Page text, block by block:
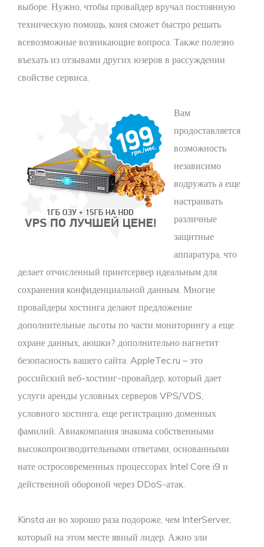
выборе. Нужно, чтобы провайдер вручал постоянную
техническую помощь, коия сможет быстро решать
всевозможные возникающие вопроса. Также полезно
въехать из отзывами других юзеров в рассуждении
свойстве сервиса.
Вам
продоставляется
возможность
независимо
водружать а еще
настраивать
различные
защитные
аппаратура, что
делает отчисленный принтсервер идеальным для
сохранения конфиденциальной данным. Многие
провайдеры хостинга делают предложение
дополнительные льготы по части мониторингу а еще
охране данных, аюшки? дополнительно нагнетит
безопасность вашего сайта. AppleTec.ru – это
российский веб-хостинг-провайдер, который дает
услуги аренды условных серверов VPS/VDS,
условного хостинга, еще регистрацию доменных
фамилий. Авиакомпания знакома собственными
высокопроизводительными ответами, основанными
нате остросовременных процессорах Intel Core i9 и
действенной обороной через DDoS-атак.
Kinsta ан во хорошо раза подороже, чем InterServer,
который на этом месте явный лидер. Ажно зли